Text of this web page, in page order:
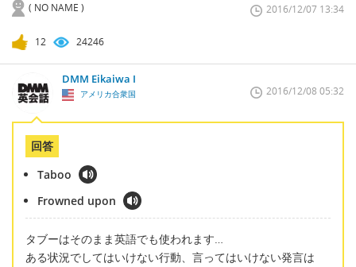
( NO NAME ) 2016/12/07 13:34
12 24246
DMM Eikaiwa I
アメリカ合衆国 2016/12/08 05:32
回答
Taboo
Frowned upon
タブーはそのまま英語でも使われます…
ある状況でしてはいけない行動、言ってはいけない発言は